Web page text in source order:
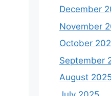
December
November
October
September
August